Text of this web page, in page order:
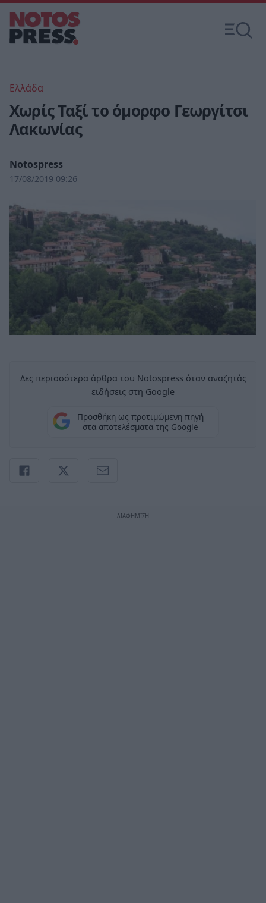
Ελλάδα
Χωρίς Ταξί το όμορφο Γεωργίτσι
Λακωνίας
Notospress
17/08/2019 09:26
Δες περισσότερα άρθρα του Notospress όταν αναζητάς
ειδήσεις στη Google
Προσθήκη ως προτιμώμενη πηγή
στα αποτελέσματα της Google